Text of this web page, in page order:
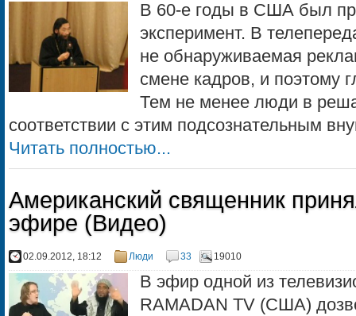
В 60-е годы в США был
эксперимент. В
не обнаруживаемая
смене кадров, и поэтому
Тем не менее люди в
соответствии с этим подсознательным
Читать полностью...
Американский священник
эфире (Видео)
02.09.2012, 18:12 Люди 33 19010
В эфир одной из
RAMADAN TV (США)